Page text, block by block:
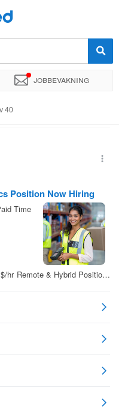
Jobbevakning
40